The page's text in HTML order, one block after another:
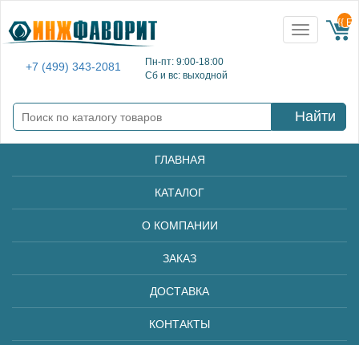
+7 (499) 343-2081
Пн-пт: 9:00-18:00
Сб и вс: выходной
Toggle
navigation
{{
Найти
ГЛАВНАЯ
КАТАЛОГ
О КОМПАНИИ
ЗАКАЗ
ДОСТАВКА
КОНТАКТЫ